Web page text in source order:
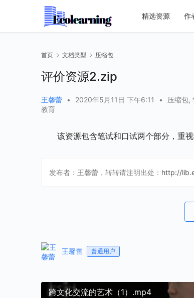
精选资源 作
首页 文档类型 压缩包
评价资源2.zip
王馨蕾 • 2020年5月11日 下午6:11 • 压缩包,
教育
该资源包含笔试和口试两个部分，重
发布者：王馨蕾，转转请注明出处： http://
王馨蕾 普通用户
跨文化交流的艺术（1）.mp4